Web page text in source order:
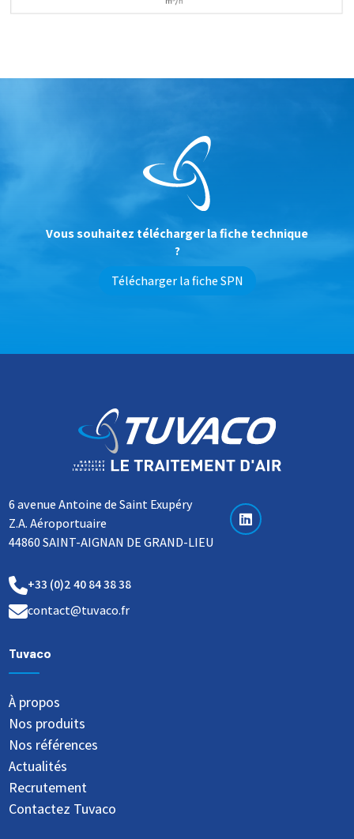
Vous souhaitez télécharger la fiche technique
?
Télécharger la fiche SPN
6 avenue Antoine de Saint Exupéry
Z.A. Aéroportuaire
44860 SAINT-AIGNAN DE GRAND-LIEU
+33 (0)2 40 84 38 38
contact@tuvaco.fr
Tuvaco
À propos
Nos produits
Nos références
Actualités
Recrutement
Contactez Tuvaco